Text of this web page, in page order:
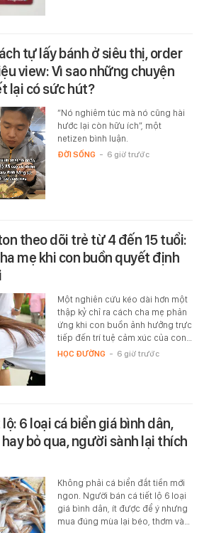
tự lấy bánh ở siêu thị, order
view: Vì sao những chuyện
lại có sức hút?
“Nó nghiêm túc mà nó cũng hài
hước lại còn hữu ích”, một
netizen bình luận.
ĐỜI SỐNG - 6 giờ trước
theo dõi trẻ từ 4 đến 15 tuổi:
mẹ khi con buồn quyết định
Một nghiên cứu kéo dài hơn một
thập kỷ chỉ ra cách cha mẹ phản
ứng khi con buồn ảnh hưởng trực
tiếp đến trí tuệ cảm xúc của con…
HỌC ĐƯỜNG - 6 giờ trước
6 loại cá biển giá bình dân,
bỏ qua, người sành lại thích
Không phải cá biển đắt tiền mới
ngon. Người bán cá tiết lộ 6 loại
giá bình dân, ít được để ý nhưng
mua đúng mùa lại béo, thơm và…